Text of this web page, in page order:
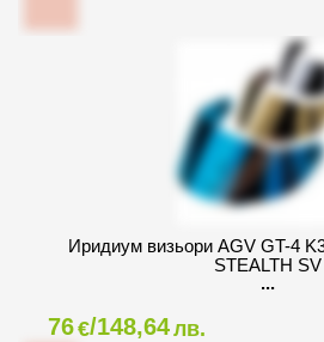
Иридиум визьори AGV GT-4
STEALTH SV
76€/148,64лв.